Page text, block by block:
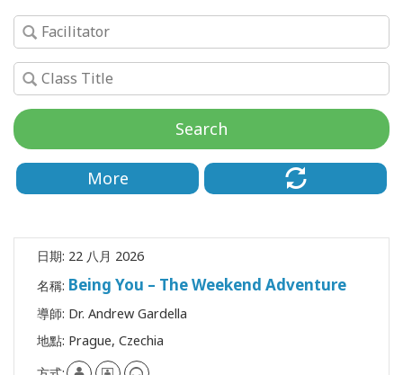
Access
Bars
程
導
師
Shop
Search
More
日期: 22 八月 2026
名稱: Being You – The Weekend Adventure
導師: Dr. Andrew Gardella
地點: Prague, Czechia